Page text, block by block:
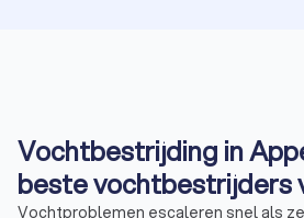
Vochtbestrijding in
beste vochtbestrijders
Vochtproblemen escaleren snel als